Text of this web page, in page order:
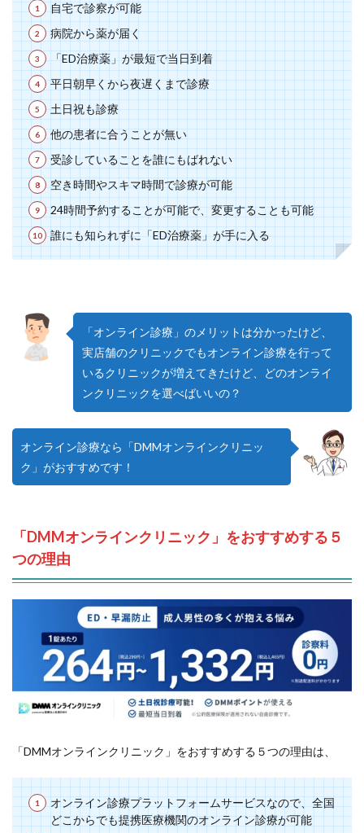
自宅で診察が可能
病院から薬が届く
「ED治療薬」が最短で当日到着
平日朝早くから夜遅くまで診療
土日祝も診療
他の患者に合うことが無い
受診していることを誰にもばれない
空き時間やスキマ時間で診療が可能
24時間予約することが可能で、変更することも可能
誰にも知られずに「ED治療薬」が手に入る
「オンライン診療」のメリットは分かったけど、
実店舗のクリニックでもオンライン診療を行って
いるクリニックが増えてきたけど、どのオンライ
ンクリニックを選べばいいの？
オンライン診療なら「DMMオンラインクリニッ
ク」がおすすめです！
「DMMオンラインクリニック」をおすすめする５
つの理由
「DMMオンラインクリニック」をおすすめする５つの理由は、
オンライン診療プラットフォームサービスなので、全国
どこからでも提携医療機関のオンライン診療が可能